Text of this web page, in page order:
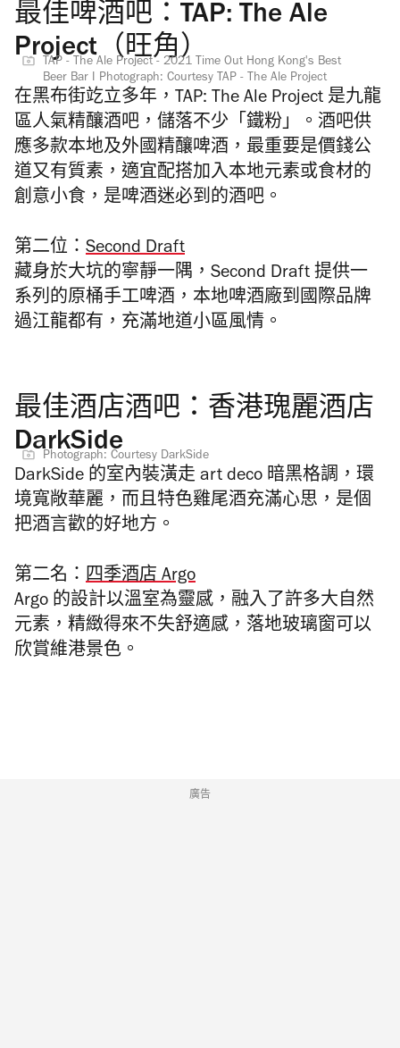
最佳啤酒吧：TAP: The Ale
Project（旺角）
TAP - The Ale Project - 2021 Time Out Hong Kong's Best
Beer Bar I Photograph: Courtesy TAP - The Ale Project
在黑布街䇄立多年，TAP: The Ale Project 是九龍
區人氣精釀酒吧，儲落不少「鐵粉」。酒吧供
應多款本地及外國精釀啤酒，最重要是價錢公
道又有質素，適宜配搭加入本地元素或食材 的
創意小食，是啤酒迷必到的酒吧 。
第二位： Second Draft
藏身於大坑的寧靜一隅，Second Draft 提供一
系列的原桶手工啤酒，本地啤酒廠到國際品牌
過江龍都有，充滿地道小區風情。
最佳酒店酒吧：香港瑰麗酒店
DarkSide
Photograph: Courtesy DarkSide
DarkSide 的室內裝潢走 art deco 暗黑格調，環
境寬敞華麗，而且特色雞尾酒充滿心思，是個
把酒言歡的好地方。
第二名： 四季酒店 Argo
Argo 的設計以溫室為靈感，融入了許多大自然
元素，精緻得來不失舒適感，落地玻璃窗可以
欣賞維港景色。
廣告